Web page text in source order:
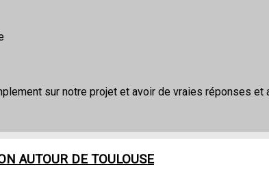
sur notre projet et avoir de vraies réponses et
AUTOUR DETOULOUSE